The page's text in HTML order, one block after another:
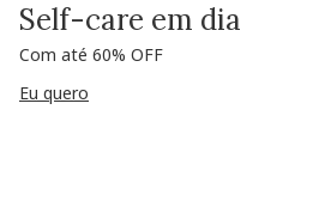
Self-care em dia
Com até 60% OFF
Eu quero